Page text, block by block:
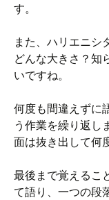
す。
また、ハリエニシ
どんな大きさ？知
いですね。
何度も間違えずに
う作業を繰り返し
面は抜き出して何
最後まで覚えるこ
て語り、一つの段